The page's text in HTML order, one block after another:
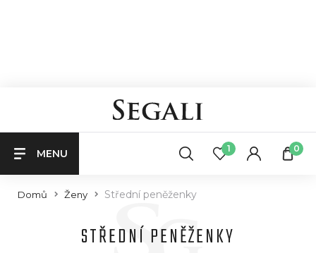
MENU 1 0
Domů Ženy Střední peněženky
STŘEDNÍ PENĚŽENKY